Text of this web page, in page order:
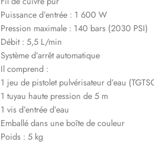
Puissance d’entrée : 1 600 W
Pression maximale : 140 bars (2030 PSI)
Débit : 5,5 L/min
Système d’arrêt automatique
Il comprend :
1 jeu de pistolet pulvérisateur d’eau
1 tuyau haute pression de 5 m
1 vis d’entrée d’eau
Emballé dans une boîte de couleur
Poids : 5 kg